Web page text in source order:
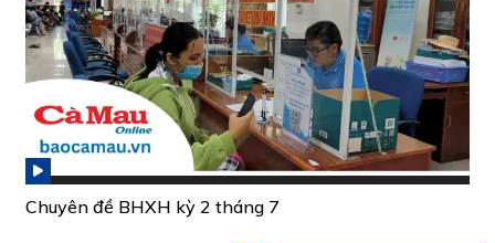
Chuyên đề BHXH kỳ 2 tháng 7